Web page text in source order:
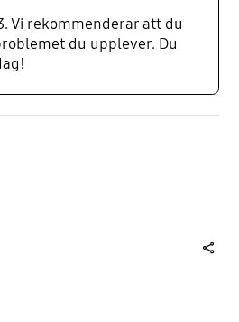
Vi rekommenderar att du
du upplever. Du